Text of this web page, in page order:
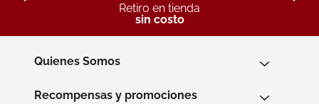
Retiro en tienda
sin costo
Quienes Somos
Recompensas y promociones